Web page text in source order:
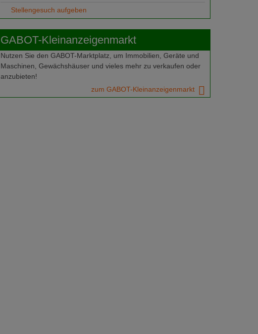
Stellengesuch aufgeben
GABOT-Kleinanzeigenmarkt
Nutzen Sie den GABOT-Marktplatz, um Immobilien, Geräte und
Maschinen, Gewächshäuser und vieles mehr zu verkaufen oder
anzubieten!
zum GABOT-Kleinanzeigenmarkt